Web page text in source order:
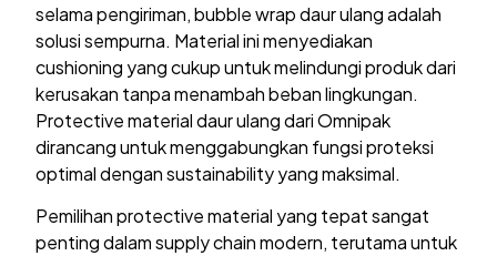
selama pengiriman, bubble wrap daur ulang adalah
solusi sempurna. Material ini menyediakan
cushioning yang cukup untuk melindungi produk dari
kerusakan tanpa menambah beban lingkungan.
Protective material daur ulang dari Omnipak
dirancang untuk menggabungkan fungsi proteksi
optimal dengan sustainability yang maksimal.
Pemilihan protective material yang tepat sangat
penting dalam supply chain modern, terutama untuk